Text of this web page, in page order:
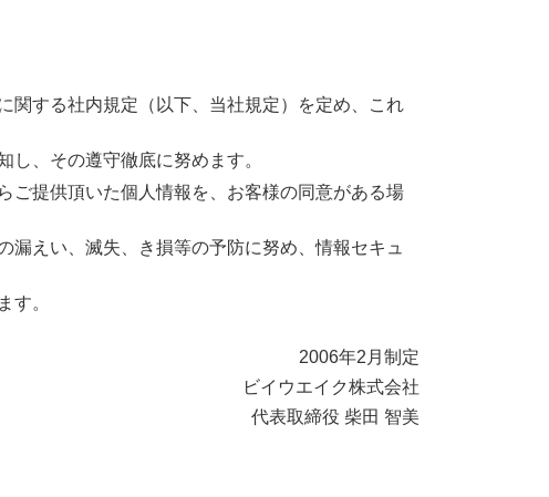
関する社内規定（以下、当社規定）を定め、これ
、その遵守徹底に努めます。
ご提供頂いた個人情報を、お客様の同意がある場
えい、滅失、き損等の予防に努め、情報セキュ
す。
2006年2月制定
ビイウエイク株式会社
代表取締役 柴田 智美